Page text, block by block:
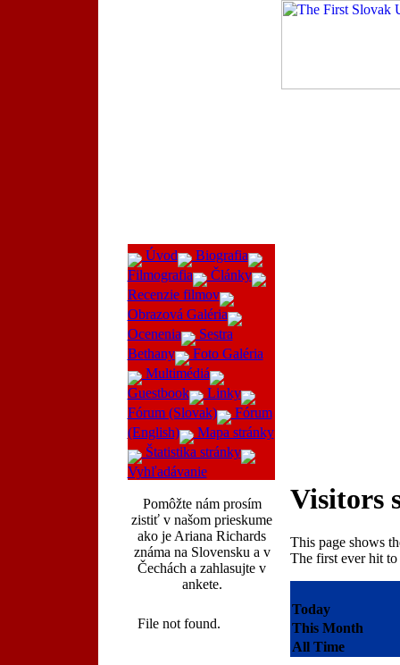
Úvod
Biografia
Filmografia
Články
Recenzie filmov
Obrazová Galéria
Ocenenia
Sestra
Bethany
Foto Galéria
Multimédiá
Guestbook
Linky
Fórum (Slovak)
Fórum
(English)
Mapa stránky
Štatistika stránky
Vyhľadávanie
Pomôžte nám prosím
zistiť v našom prieskume
ako je Ariana Richards
známa na Slovensku a v
Čechách a zahlasujte v
ankete.
Visitors
This page shows
The first ever hit
Today
This Month
All Time